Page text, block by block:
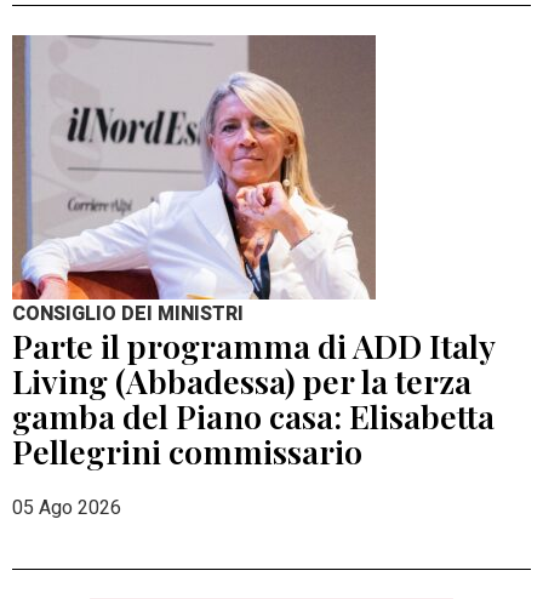
CONSIGLIO DEI MINISTRI
Parte il programma di ADD Italy
Living (Abbadessa) per la terza
gamba del Piano casa: Elisabetta
Pellegrini commissario
05 Ago 2026